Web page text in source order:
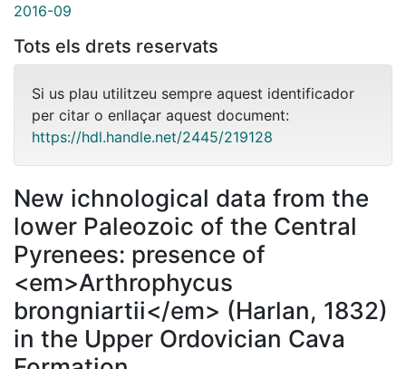
2016-09
Tots els drets reservats
Si us plau utilitzeu sempre aquest identificador
per citar o enllaçar aquest document:
https://hdl.handle.net/2445/219128
New ichnological data from the
lower Paleozoic of the Central
Pyrenees: presence of
<em>Arthrophycus
brongniartii</em> (Harlan, 1832)
in the Upper Ordovician Cava